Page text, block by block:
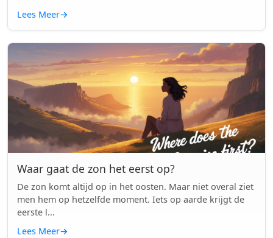
Lees Meer→
Waar gaat de zon het eerst op?
De zon komt altijd op in het oosten. Maar niet overal ziet
men hem op hetzelfde moment. Iets op aarde krijgt de
eerste l...
Lees Meer→